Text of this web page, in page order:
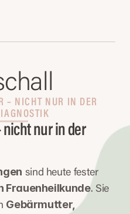
– NICHT NUR IN DER
nur in der
sind heute fester
Frauenheilkunde. Sie
Gebärmutter,